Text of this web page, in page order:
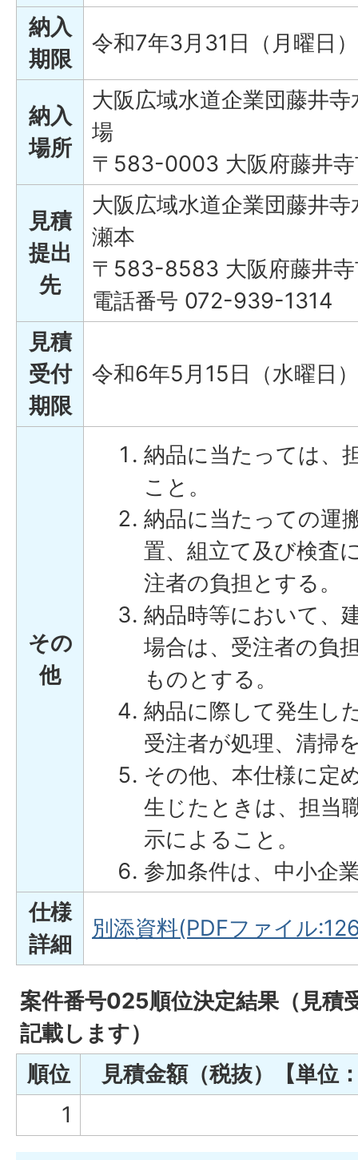
納入
期限
令和7年3月31日（月曜日）
納入
場所
大阪広域水道企業団藤井
場
〒583-0003 大阪府藤井
見積
提出
先
大阪広域水道企業団藤井
瀬本
〒583-8583 大阪府藤井寺
電話番号 072-939-1314
見積
受付
期限
令和6年5月15日（水曜日
その
他
納品に当たっては、
こと。
納品に当たっての運
置、組立て及び検査
注者の負担とする。
納品時等において、
場合は、受注者の負
ものとする。
納品に際して発生し
受注者が処理、清掃
その他、本仕様に定
生じたときは、担当
示によること。
参加条件は、中小企
仕様
詳細
別添資料(PDFファイル
案件番号025順位決定結果（見積
記載します）
順位
見積金額（税抜）【単位
1